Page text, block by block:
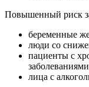
Повышенный риск
беременные
люди со
пациенты с
лица с